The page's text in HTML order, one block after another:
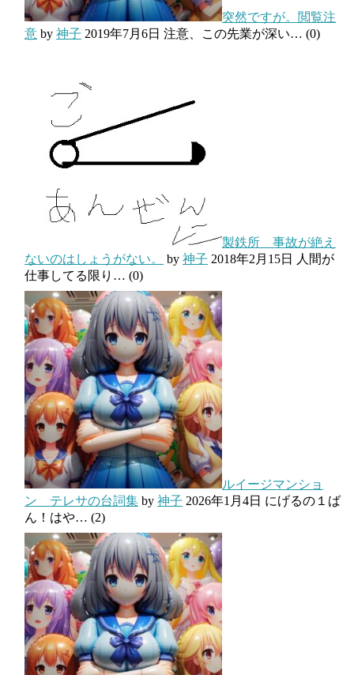
突然ですが。閲覧注
意 by 神子 2019年7月6日 注意、この先業が深い… (0)
製鉄所 事故が絶え
ないのはしょうがない。
by 神子 2018年2月15日
人間が
仕事してる限り… (0)
ルイージマンショ
ン テレサの台詞集 by 神子 2026年1月4日 にげるの１ば
ん！はや… (2)